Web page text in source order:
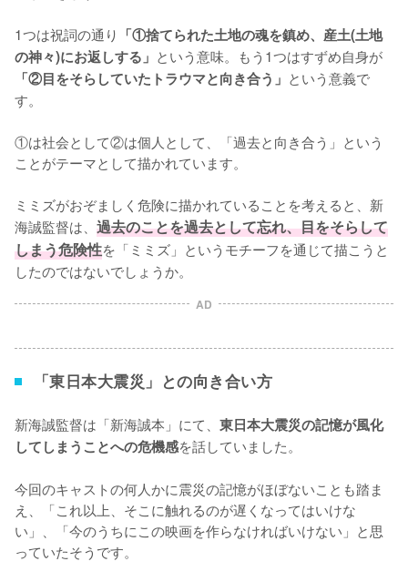
1つは祝詞の通り 「①捨てられた土地の魂を鎮め、産土(土地
の神々)にお返しする」 という意味。もう1つはすずめ自身が
「②目をそらしていたトラウマと向き合う」 という意義で
す。
①は社会として②は個人として、「過去と向き合う」という
ことがテーマとして描かれています。
ミミズがおぞましく危険に描かれていることを考えると、新
海誠監督は、 過去のことを過去として忘れ、目をそらして
しまう危険性を「ミミズ」というモチーフを通じて描こうと
したのではないでしょうか。
AD
「東日本大震災」との向き合い方
新海誠監督は「新海誠本」にて、 東日本大震災の記憶が風化
してしまうことへの危機感を話していました。
今回のキャストの何人かに震災の記憶がほぼないことも踏ま
え、「これ以上、そこに触れるのが遅くなってはいけな
い」、「今のうちにこの映画を作らなければいけない」と思
っていたそうです。